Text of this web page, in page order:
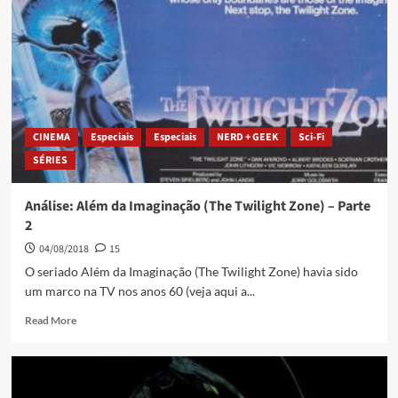
CINEMA Especiais Especiais NERD + GEEK
Sci-Fi
SÉRIES
Análise: Além da Imaginação (The Twilight Zone) – Parte
2
04/08/2018
15
O seriado Além da Imaginação (The Twilight Zone) havia sido
um marco na TV nos anos 60 (veja aqui a...
Read More